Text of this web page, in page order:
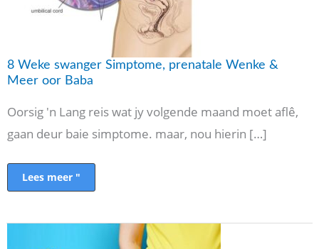
8 Weke swanger Simptome, prenatale Wenke &
Meer oor Baba
Oorsig 'n Lang reis wat jy volgende maand moet aflê,
gaan deur baie simptome. maar, nou hierin […]
Lees meer "
swangerskap